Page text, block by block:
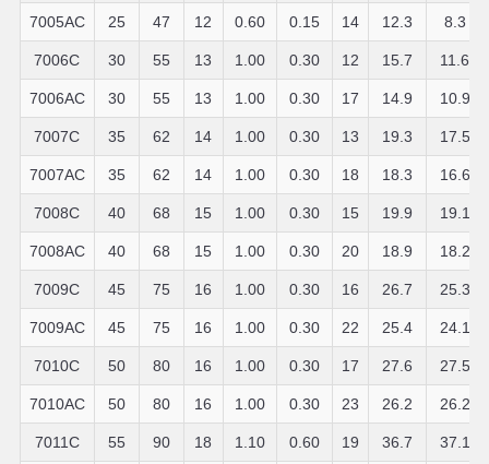
7005AC 25 47 12 0.60 0.15 14 12.3 8.3
7006C 30 55 13 1.00 0.30 12 15.7 11.6
7006AC 30 55 13 1.00 0.30 17 14.9 10.9
7007C 35 62 14 1.00 0.30 13 19.3 17.5
7007AC 35 62 14 1.00 0.30 18 18.3 16.6
7008C 40 68 15 1.00 0.30 15 19.9 19.1
7008AC 40 68 15 1.00 0.30 20 18.9 18.2
7009C 45 75 16 1.00 0.30 16 26.7 25.3
7009AC 45 75 16 1.00 0.30 22 25.4 24.1
7010C 50 80 16 1.00 0.30 17 27.6 27.5
7010AC 50 80 16 1.00 0.30 23 26.2 26.2
7011C 55 90 18 1.10 0.60 19 36.7 37.1